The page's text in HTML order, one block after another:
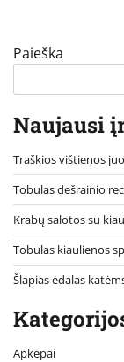
Paieška
Naujausi
Traškios vištienos
Tobulas dešrainio
Krabų salotos su
Tobulas kiaulienos
Šlapias ėdalas
Apkepai